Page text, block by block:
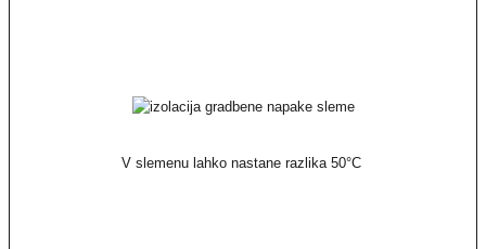
V slemenu lahko nastane razlika 50°C